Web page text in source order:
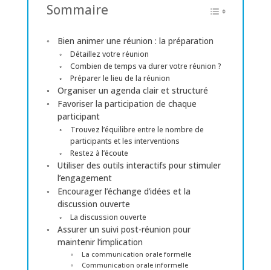
Sommaire
Bien animer une réunion : la préparation
Détaillez votre réunion
Combien de temps va durer votre réunion ?
Préparer le lieu de la réunion
Organiser un agenda clair et structuré
Favoriser la participation de chaque
participant
Trouvez l’équilibre entre le nombre de
participants et les interventions
Restez à l’écoute
Utiliser des outils interactifs pour stimuler
l’engagement
Encourager l’échange d’idées et la
discussion ouverte
La discussion ouverte
Assurer un suivi post-réunion pour
maintenir l’implication
La communication orale formelle
Communication orale informelle